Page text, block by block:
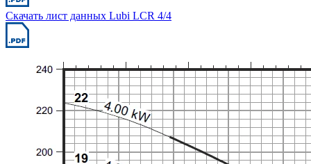
Скачать лист данных Lubi LCR 4/4